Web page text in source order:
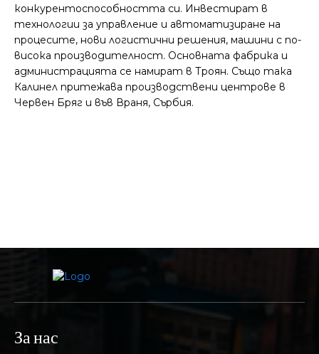
конкурентоспособността си. Инвестират в
технологии за управление и автоматизиране на
процесите, нови логистични решения, машини с по-
висока производителност. Основната фабрика и
администрацията се намират в Троян. Също така
Калинел притежава производствени центрове в
Червен Бряг и във Враня, Сърбия.
За нас